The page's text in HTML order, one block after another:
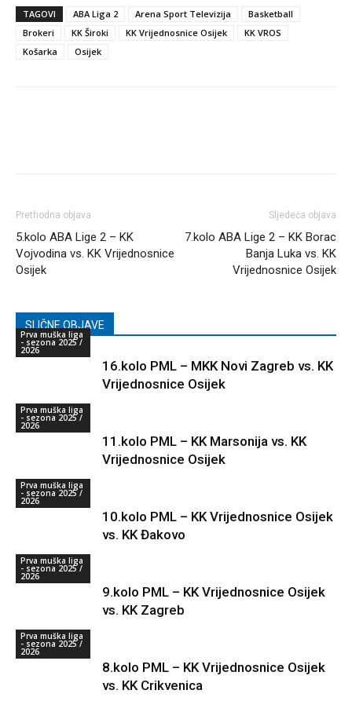
TAGOVI ABA Liga 2 Arena Sport Televizija
Basketball
Brokeri
KK Široki KK Vrijednosnice Osijek
KK VROS
Košarka
Osijek
Prethodna objava
5.kolo ABA Lige 2 – KK
Vojvodina vs. KK Vrijednosnice
Osijek
Sljedeća objava
7.kolo ABA Lige 2 – KK Borac
Banja Luka vs. KK
Vrijednosnice Osijek
SLIČNE OBJAVE
Prva muška liga
- sezona 2025 /
2026
16.kolo PML – MKK Novi Zagreb vs. KK
Vrijednosnice Osijek
Prva muška liga
- sezona 2025 /
2026
11.kolo PML – KK Marsonija vs. KK
Vrijednosnice Osijek
Prva muška liga
- sezona 2025 /
2026
10.kolo PML – KK Vrijednosnice Osijek
vs. KK Đakovo
Prva muška liga
- sezona 2025 /
2026
9.kolo PML – KK Vrijednosnice Osijek
vs. KK Zagreb
Prva muška liga
- sezona 2025 /
2026
8.kolo PML – KK Vrijednosnice Osijek
vs. KK Crikvenica